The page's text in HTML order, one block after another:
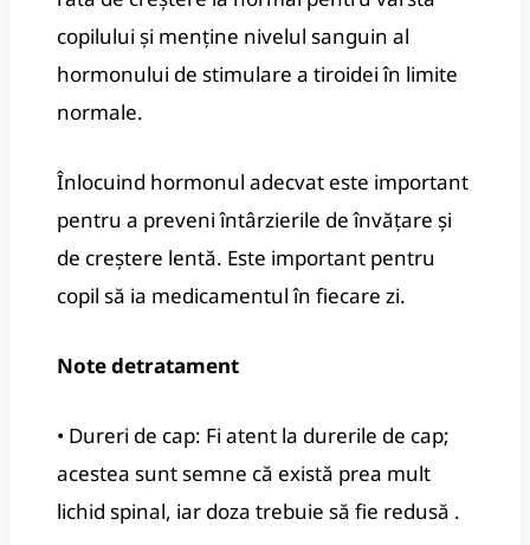
copilului și menține nivelul sanguin al
hormonului de stimulare a tiroidei în limite
normale.
Înlocuind hormonul adecvat este important
pentru a preveni întârzierile de învățare și
de creștere lentă. Este important pentru
copil să ia medicamentul în fiecare zi.
Note detratament
• Dureri de cap: Fi atent la durerile de cap;
acestea sunt semne că există prea mult
lichid spinal, iar doza trebuie să fie redusă .